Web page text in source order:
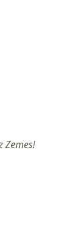
Zemes!